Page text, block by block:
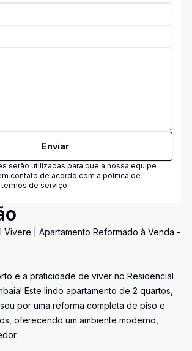
Enviar
serão utilizadas para que a nossa equipe
contato de acordo com a política de
de serviço
Vivere | Apartamento Reformado à Venda -
e a praticidade de viver no Residencial
Este lindo apartamento de 2 quartos,
por uma reforma completa de piso e
oferecendo um ambiente moderno,